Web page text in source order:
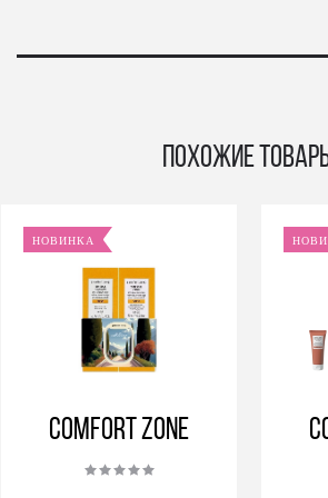
Похожие
НОВИНКА
Comfort Zone